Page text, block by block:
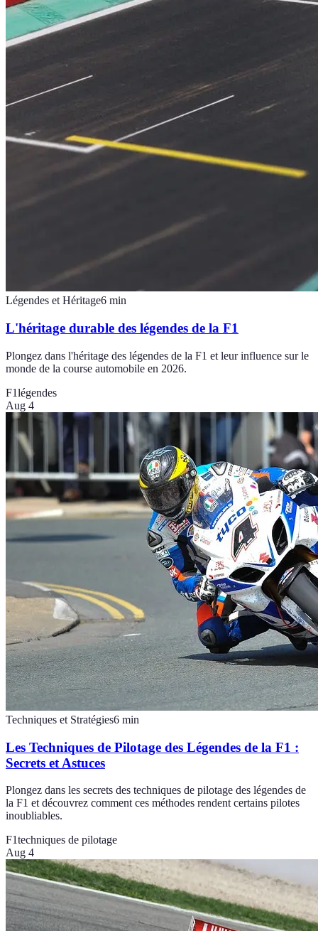
Légendes et Héritage6 min
L'héritage durable des légendes de la F1
Plongez dans l'héritage des légendes de la F1 et leur influence sur le
monde de la course automobile en 2026.
F1légendes
Aug 4
Techniques et Stratégies6 min
Les Techniques de Pilotage des Légendes de la F1 :
Secrets et Astuces
Plongez dans les secrets des techniques de pilotage des légendes de
la F1 et découvrez comment ces méthodes rendent certains pilotes
inoubliables.
F1techniques de pilotage
Aug 4